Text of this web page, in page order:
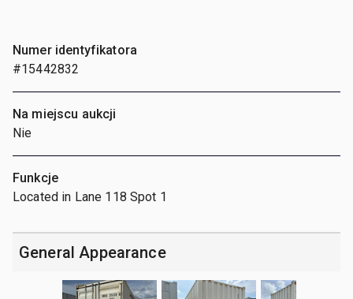
Numer identyfikatora
#15442832
Na miejscu aukcji
Nie
Funkcje
Located in Lane 118 Spot 1
General Appearance